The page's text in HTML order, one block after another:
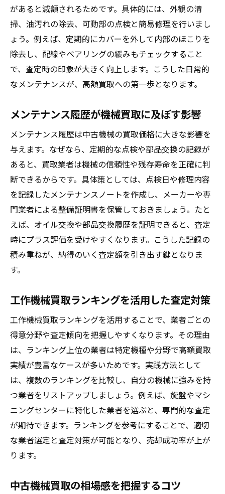
古い機械も高く売れるポイントを押さえる
高額査定を狙う中古工作機械の準備術
査定前の機械清掃が高額買取に繋がる理由
付属品や書類整備で機械査定アップを目指
す
中古工作機械買取に必要な事前準備とは
機械買取時によくあるトラブルと回避策
納得価格を目指す機械買取のポイント解説
機械買取で納得価格を得るための基礎知識
中古機械買取業者と円滑にやり取りするコ
ツ
機械の情報開示が納得査定に直結する理由
買取相場を活用した価格交渉の進め方
工場機械買取の適正価格を見極める視点
古い機械の買取相場を正しく把握する方法
中古機械買取相場の調べ方と実践例
工場機械買取で損しない相場把握術
口コミを活用した相場調査の進め方
機械買取業者選びで失敗しないための注意点
信頼できる中古機械買取業者の選び方
口コミ・評判をもとに業者の実績を判断
機械買取時のトラブル事例と対策まとめ
安心して任せられる業者の見極めポイント
工場機械買取にも対応する業者の探し方
があると減額されるためです。具体的には、外観の清
掃、油汚れの除去、可動部の点検と簡易修理を行いまし
ょう。例えば、定期的にカバーを外して内部のほこりを
除去し、配線やベアリングの緩みもチェックすること
で、査定時の印象が大きく向上します。こうした日常的
なメンテナンスが、高額買取への第一歩となります。
メンテナンス履歴が機械買取に及ぼす影響
メンテナンス履歴は中古機械の買取価格に大きな影響を
与えます。なぜなら、定期的な点検や部品交換の記録が
あると、買取業者は機械の信頼性や残存寿命を正確に判
断できるからです。具体策としては、点検日や修理内容
を記録したメンテナンスノートを作成し、メーカーや専
門業者による整備証明書を保管しておきましょう。たと
えば、オイル交換や部品交換履歴を証明できると、査定
時にプラス評価を受けやすくなります。こうした記録の
積み重ねが、納得のいく査定額を引き出す鍵となりま
す。
工作機械買取ランキングを活用した査定対策
工作機械買取ランキングを活用することで、業者ごとの
得意分野や査定傾向を把握しやすくなります。その理由
は、ランキング上位の業者は特定機種や分野で高額買取
実績が豊富なケースが多いためです。実践方法として
は、複数のランキングを比較し、自分の機械に強みを持
つ業者をリストアップしましょう。例えば、旋盤やマシ
ニングセンターに特化した業者を選ぶと、専門的な査定
が期待できます。ランキングを参考にすることで、適切
な業者選定と査定対策が可能となり、売却成功率が上が
ります。
中古機械買取の相場感を把握するコツ